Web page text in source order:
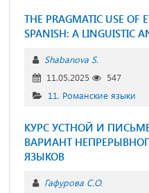
THE PRAGMATIC USE OF
SPANISH: A LINGUISTIC
Shabanova S.
11.05.2025
547
11. Романские языки
КУРС УСТНОЙ И
ВАРИАНТ
ЯЗЫКОВ
Гафурова С.О.